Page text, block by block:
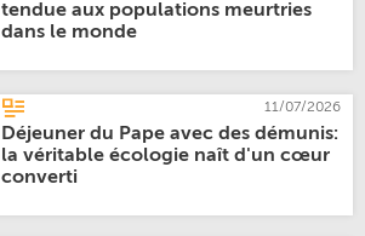
tendue aux populations meurtries
dans le monde
11/07/2026
Déjeuner du Pape avec des démunis:
la véritable écologie naît d'un cœur
converti